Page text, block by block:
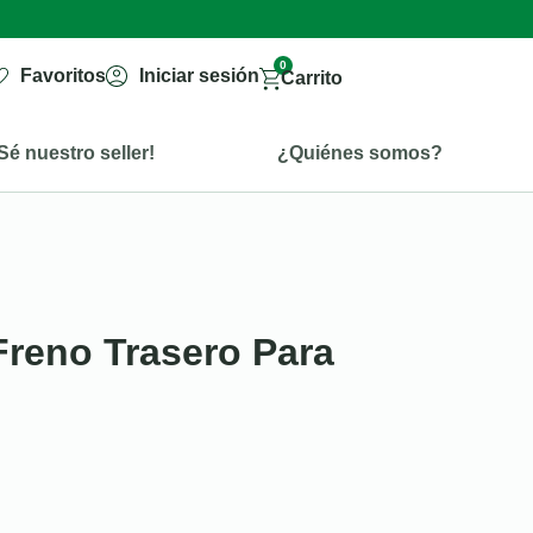
Favoritos Iniciar sesión
0
Carrito
nuestro seller! ¿Quiénes somos?
Trasero Para